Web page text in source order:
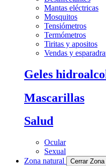
Mantas eléctricas
Mosquitos
Tensiómetros
Termómetros
Tiritas y apositos
Vendas y
Geles
Mascarillas
Salud
Ocular
Sexual
Zona natural
Cerrar Zona